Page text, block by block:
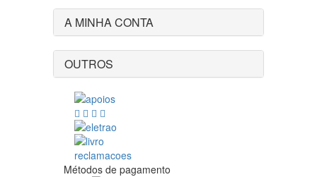
A MINHA CONTA
OUTROS
Métodos de pagamento